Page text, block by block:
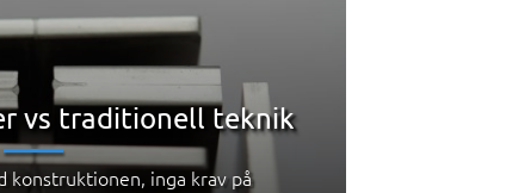
vs traditionell teknik
konstruktionen, inga krav på